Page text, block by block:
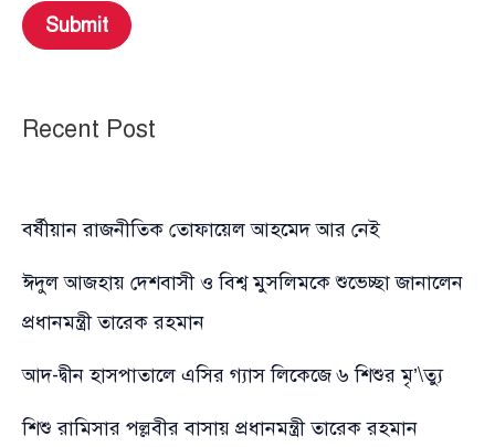
Submit
Recent Post
বর্ষীয়ান রাজনীতিক তোফায়েল আহমেদ আর নেই
ঈদুল আজহায় দেশবাসী ও বিশ্ব মুসলিমকে শুভেচ্ছা জানালেন
প্রধানমন্ত্রী তারেক রহমান
আদ-দ্বীন হাসপাতালে এসির গ্যাস লিকেজে ৬ শিশুর মৃ’\ত্যু
শিশু রামিসার পল্লবীর বাসায় প্রধানমন্ত্রী তারেক রহমান